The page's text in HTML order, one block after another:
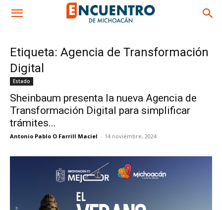
Etiqueta: Agencia de Transformación
Digital
Estado
Sheinbaum presenta la nueva Agencia de
Transformación Digital para simplificar
trámites...
Antonio Pablo O Farrill Maciel - 14 noviembre, 2024